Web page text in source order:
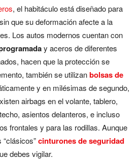
, el habitáculo está diseñado para
que su deformación afecte a la
Los autos modernos cuentan con
y aceros de diferentes
hacen que la protección se
también se utilizanbolsas de
y en milésimas de segundo,
airbags en el volante, tablero,
asientos delanteros, e incluso
frontales y para las rodillas. Aunque
cinturones de seguridad
debes vigilar.